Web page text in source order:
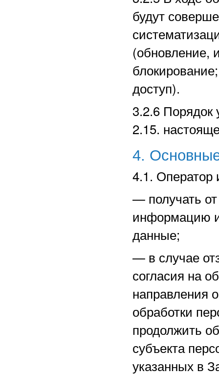
будут
(обновление,
доступ).
3.2.6 Порядок
2.15.
4.
4.1. Оператор
— получать
информацию
данные;
— в случае
согласия на
направления
обработки
продолжить
субъекта
указанных в